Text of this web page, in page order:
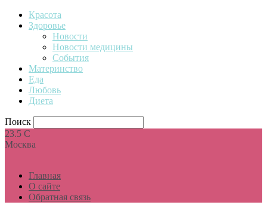
Красота
Здоровье
Новости
Новости медицины
События
Материнство
Еда
Любовь
Диета
Поиск
23.5 C
Москва
Главная
О сайте
Обратная связь